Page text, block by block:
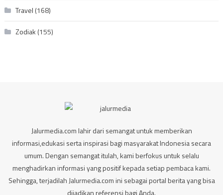
Travel (168)
Zodiak (155)
Jalurmedia.com lahir dari semangat untuk memberikan
informasi,edukasi serta inspirasi bagi masyarakat Indonesia secara
umum. Dengan semangat itulah, kami berfokus untuk selalu
menghadirkan informasi yang positif kepada setiap pembaca kami.
Sehingga, terjadilah Jalurmedia.com ini sebagai portal berita yang bisa
dijadikan referensi bagi Anda.